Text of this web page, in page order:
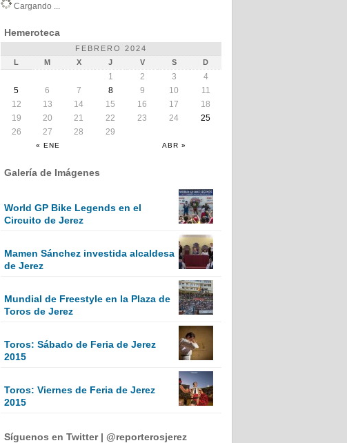
Cargando ...
Hemeroteca
FEBRERO 2024
L
M X J V S D
« ENE ABR »
1 2 3
4
5
6 7 8 9 10
11
12
13 14 15 16 17
18
19
20 21 22 23 24
25
26
27 28 29
Galería de Imágenes
World GP Bike Legends en el
Circuito de Jerez
Mamen Sánchez investida alcaldesa
de Jerez
Mundial de Freestyle en la Plaza de
Toros de Jerez
Toros: Sábado de Feria de Jerez
2015
Toros: Viernes de Feria de Jerez
2015
Síguenos en Twitter | @reporterosjerez